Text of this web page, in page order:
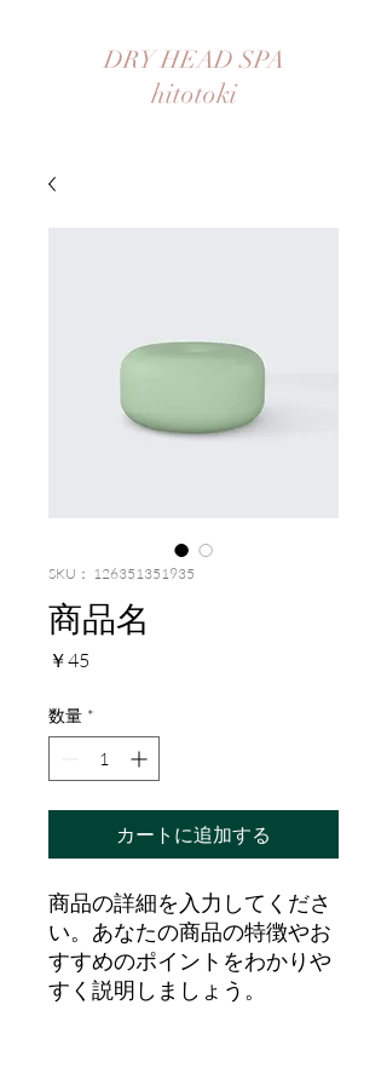
DRY HEAD SPA
hitotoki
SKU： 126351351935
商品名
￥45
数量 *
カートに追加する
商品の詳細を入力してくださ
い。あなたの商品の特徴やお
すすめのポイントをわかりや
すく説明しましょう。